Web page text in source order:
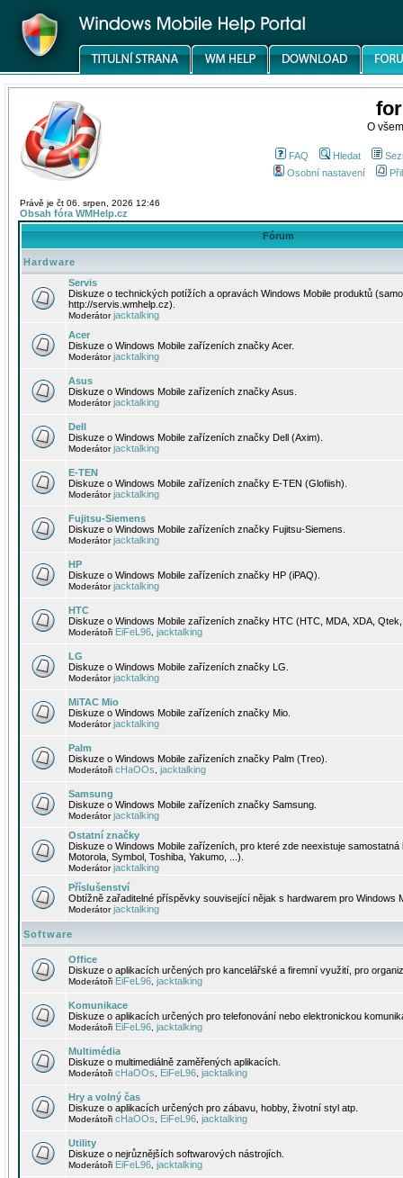
O
FAQ Hledat
Osobní nastavení
Právě je čt 06. srpen, 2026 12:46
Obsah fóra WMHelp.cz
Fórum
Hardware
Servis
Diskuze o technických potížích a opravách Windows Mobile produktů
http://servis.wmhelp.cz).
Moderátorjacktalking
Acer
Diskuze o Windows Mobile zařízeních značky Acer.
Moderátorjacktalking
Asus
Diskuze o Windows Mobile zařízeních značky Asus.
Moderátorjacktalking
Dell
Diskuze o Windows Mobile zařízeních značky Dell (Axim).
Moderátorjacktalking
E-TEN
Diskuze o Windows Mobile zařízeních značky E-TEN (Glofiish).
Moderátorjacktalking
Fujitsu-Siemens
Diskuze o Windows Mobile zařízeních značky Fujitsu-Siemens.
Moderátorjacktalking
HP
Diskuze o Windows Mobile zařízeních značky HP (iPAQ).
Moderátorjacktalking
HTC
Diskuze o Windows Mobile zařízeních značky HTC (HTC, MDA, XDA,
Moderátoři EiFeL96 jacktalking
LG
Diskuze o Windows Mobile zařízeních značky LG.
Moderátorjacktalking
MiTAC Mio
Diskuze o Windows Mobile zařízeních značky Mio.
Moderátorjacktalking
Palm
Diskuze o Windows Mobile zařízeních značky Palm (Treo).
Moderátoři cHaOOs jacktalking
Samsung
Diskuze o Windows Mobile zařízeních značky Samsung.
Moderátorjacktalking
Ostatní značky
Diskuze o Windows Mobile zařízeních, pro které zde neexistuje
Motorola, Symbol, Toshiba, Yakumo, ...).
Moderátorjacktalking
Příslušenství
Obtížně zařaditelné příspěvky související nějak s hardwarem pro Windows
Moderátorjacktalking
Software
Office
Diskuze o aplikacích určených pro kancelářské a firemní využití, pro
Moderátoři EiFeL96 jacktalking
Komunikace
Diskuze o aplikacích určených pro telefonování nebo elektronickou
Moderátoři EiFeL96 jacktalking
Multimédia
Diskuze o multimediálně zaměřených aplikacích.
Moderátoři cHaOOs EiFeL96 jacktalking
Hry a volný čas
Diskuze o aplikacích určených pro zábavu, hobby, životní styl atp.
Moderátoři cHaOOs EiFeL96 jacktalking
Utility
Diskuze o nejrůznějších softwarových nástrojích.
Moderátoři EiFeL96 jacktalking